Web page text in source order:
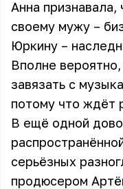
Анна признавала,
своему мужу –
Юркину –
Вполне
завязать с
потому что ждёт
В ещё одной
серьёзных
продюсером